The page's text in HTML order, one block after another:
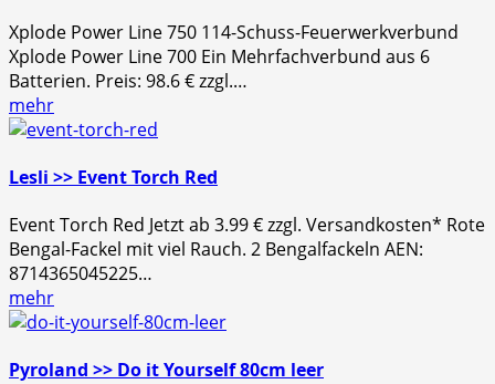
Xplode Power Line 750 114-Schuss-Feuerwerkverbund
Xplode Power Line 700 Ein Mehrfachverbund aus 6
Batterien. Preis: 98.6 € zzgl.…
mehr
Lesli >> Event Torch Red
Event Torch Red Jetzt ab 3.99 € zzgl. Versandkosten* Rote
Bengal-Fackel mit viel Rauch. 2 Bengalfackeln AEN:
8714365045225…
mehr
Pyroland >> Do it Yourself 80cm leer